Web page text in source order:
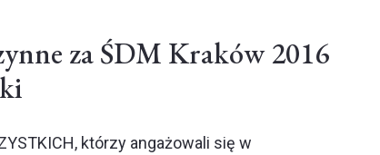
za ŚDM Kraków 2016
którzy angażowali się w